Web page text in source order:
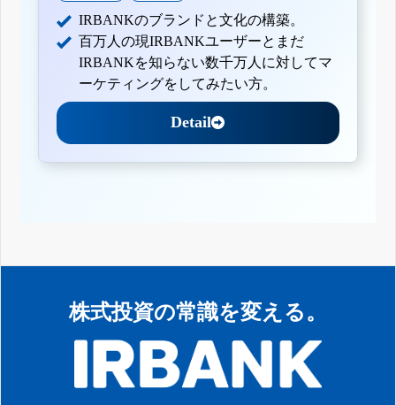
IRBANKのブランドと文化の構築。
百万人の現IRBANKユーザーとまだ
IRBANKを知らない数千万人に対してマ
ーケティングをしてみたい方。
Detail
株式投資の常識を変える。